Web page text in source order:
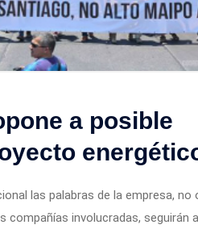
a posible
las palabras de la empresa, no
compañías involucradas, seguirán